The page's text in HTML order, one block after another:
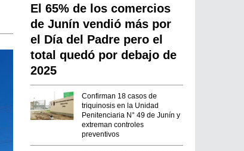
El 65% de los comercios
de Junín vendió más por
el Día del Padre pero el
total quedó por debajo de
2025
Confirman 18 casos de
triquinosis en la Unidad
Penitenciaria N° 49 de Junín y
extreman controles
preventivos